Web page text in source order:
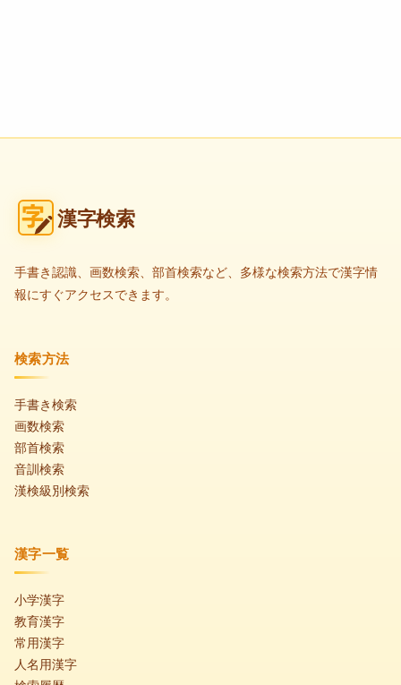
漢字検索
手書き認識、画数検索、部首検索など、多様な検索方法で漢字情
報にすぐアクセスできます。
検索方法
手書き検索
画数検索
部首検索
音訓検索
漢検級別検索
漢字一覧
小学漢字
教育漢字
常用漢字
人名用漢字